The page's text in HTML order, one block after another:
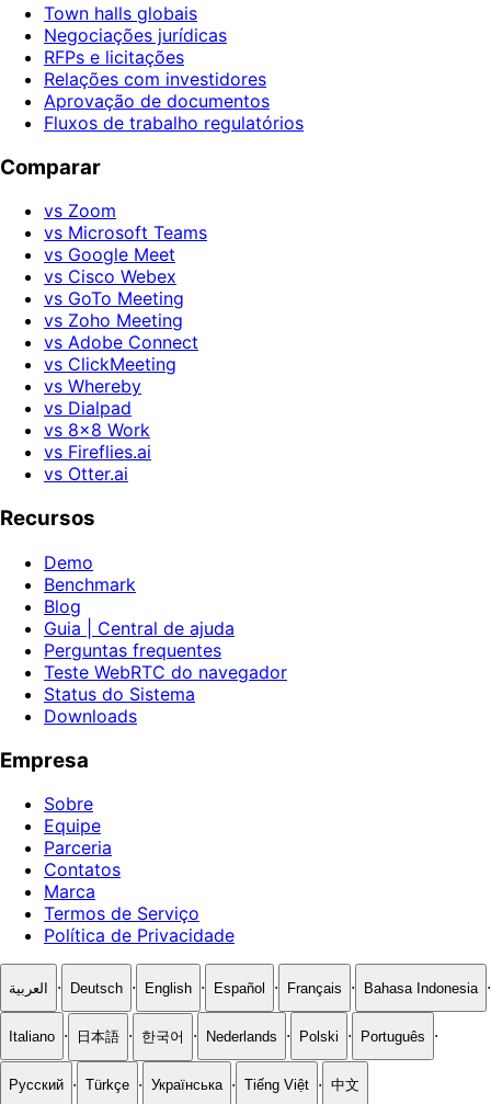
Town halls globais
Negociações jurídicas
RFPs e licitações
Relações com investidores
Aprovação de documentos
Fluxos de trabalho regulatórios
Comparar
vs Zoom
vs Microsoft Teams
vs Google Meet
vs Cisco Webex
vs GoTo Meeting
vs Zoho Meeting
vs Adobe Connect
vs ClickMeeting
vs Whereby
vs Dialpad
vs 8x8 Work
vs Fireflies.ai
vs Otter.ai
Recursos
Demo
Benchmark
Blog
Guia | Central de ajuda
Perguntas frequentes
Teste WebRTC do navegador
Status do Sistema
Downloads
Empresa
Sobre
Equipe
Parceria
Contatos
Marca
Termos de Serviço
Política de Privacidade
العربية · Deutsch · English · Español · Français · Bahasa Indonesia ·
Italiano · 日本語 · 한국어 · Nederlands · Polski · Português ·
Русский · Türkçe · Українська · Tiếng Việt · 中文